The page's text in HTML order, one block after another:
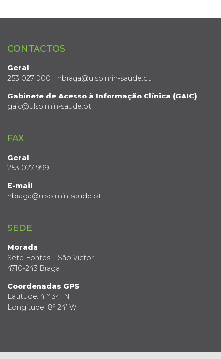
CONTACTOS
Geral
253 027 000 | hbraga@ulsb.min-saude.pt
Gabinete de Acesso à Informação Clínica (GAIC)
gaic@ulsb.min-saude.pt
FAX
Geral
253 027 999
E-mail
hbraga@ulsb.min-saude.pt
SEDE
Morada
Sete Fontes – São Victor
4710-243 Braga
Coordenadas GPS
Latitude: 41º 34’ N
Longitude: 8º 24’ W